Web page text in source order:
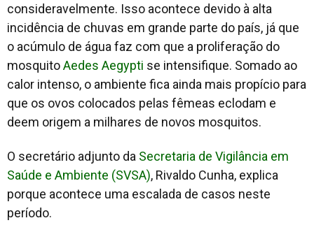
consideravelmente. Isso acontece devido à alta
incidência de chuvas em grande parte do país, já que
o acúmulo de água faz com que a proliferação do
mosquitoAedes Aegypti se intensifique. Somado ao
calor intenso, o ambiente fica ainda mais propício para
que os ovos colocados pelas fêmeas eclodam e
deem origem a milhares de novos mosquitos.
O secretário adjunto da Secretaria de Vigilância em
Saúde e Ambiente (SVSA), Rivaldo Cunha, explica
porque acontece uma escalada de casos neste
período.